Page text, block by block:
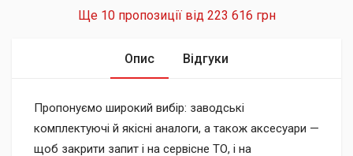
Ще 10 пропозиції від 223 616 грн
Опис Відгуки
Пропонуємо широкий вибір: заводські
комплектуючі й якісні аналоги, а також аксесуари —
щоб закрити запит і на сервісне ТО, і на